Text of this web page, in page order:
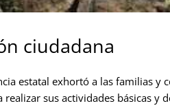
ciudadana
estatal exhortó a las familias y
sus actividades básicas y